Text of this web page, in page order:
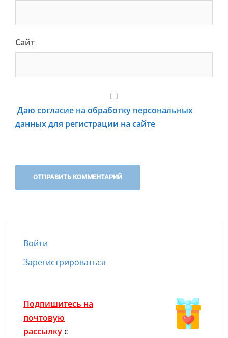
Сайт
Даю согласие на обработку персональных
данных для регистрации на сайте
Войти
Зарегистрироваться
Подпишитесь на
почтовую
рассылку с